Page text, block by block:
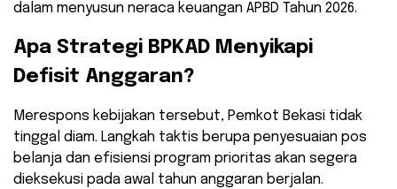
dalam menyusun neraca keuangan APBD Tahun 2026.
​Apa Strategi BPKAD Menyikapi
Defisit Anggaran?
​Merespons kebijakan tersebut, Pemkot Bekasi tidak
tinggal diam. Langkah taktis berupa penyesuaian pos
belanja dan efisiensi program prioritas akan segera
dieksekusi pada awal tahun anggaran berjalan.